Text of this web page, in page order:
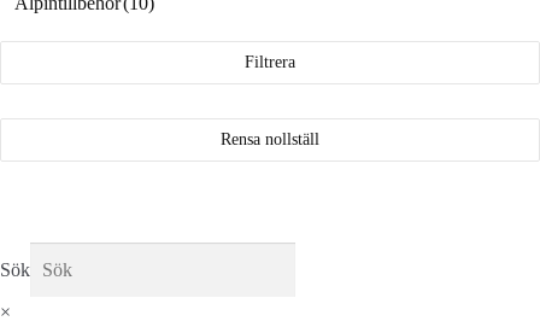
Filtrera
Rensa nollställ
Sök
×